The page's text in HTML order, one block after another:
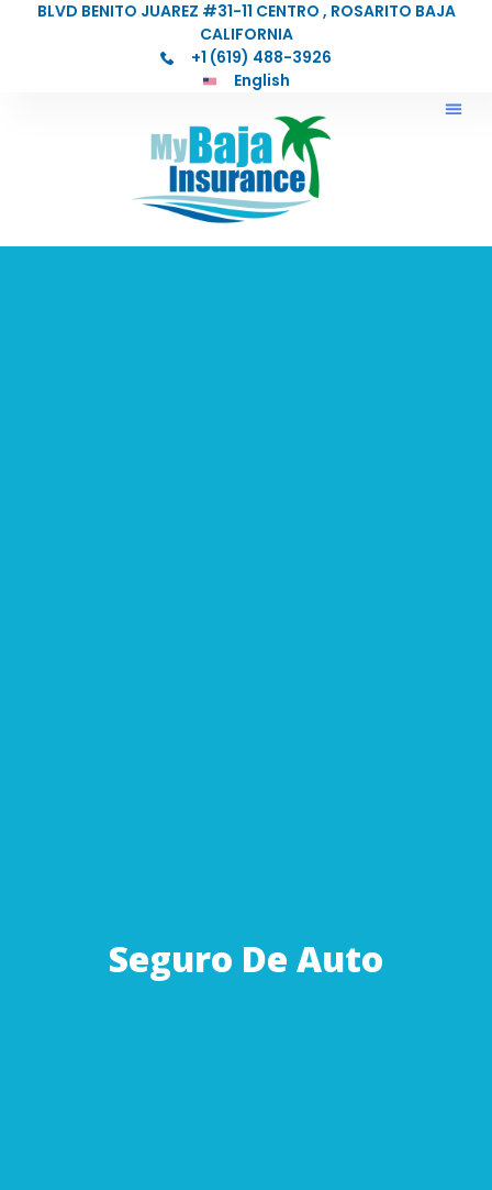
BLVD BENITO JUAREZ #31-11 CENTRO , ROSARITO BAJA
CALIFORNIA
+1 (619) 488-3926
English
Seguro De Auto